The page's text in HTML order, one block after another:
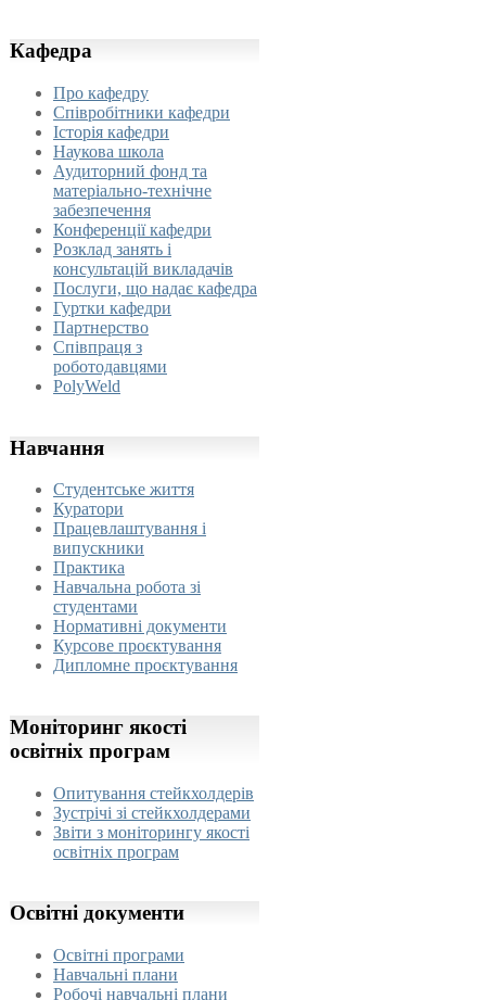
Кафедра
Про кафедру
Співробітники кафедри
Історія кафедри
Наукова школа
Аудиторний фонд та
матеріально-технічне
забезпечення
Конференції кафедри
Розклад занять і
консультацій викладачів
Послуги, що надає кафедра
Гуртки кафедри
Партнерство
Співпраця з
роботодавцями
PolyWeld
Навчання
Студентське життя
Куратори
Працевлаштування і
випускники
Практика
Навчальна робота зі
студентами
Нормативні документи
Курсове проєктування
Дипломне проєктування
Моніторинг якості
освітніх програм
Опитування стейкхолдерів
Зустрічі зі стейкхолдерами
Звіти з моніторингу якості
освітніх програм
Освітні документи
Освітні програми
Навчальні плани
Робочі навчальні плани